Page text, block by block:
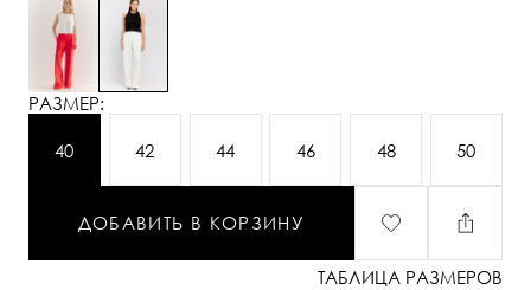
РАЗМЕР:
40 42 44 46 48 50
ДОБАВИТЬ В КОРЗИНУ
ТАБЛИЦА РАЗМЕРОВ